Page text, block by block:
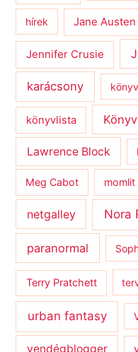
hírek Jane Austen
Jennifer Crusie
karácsony
könyvlista
Lawrence Block
Meg Cabot momlit
netgalley Nora
paranormal
Terry Pratchett
urban fantasy
vendégblogger